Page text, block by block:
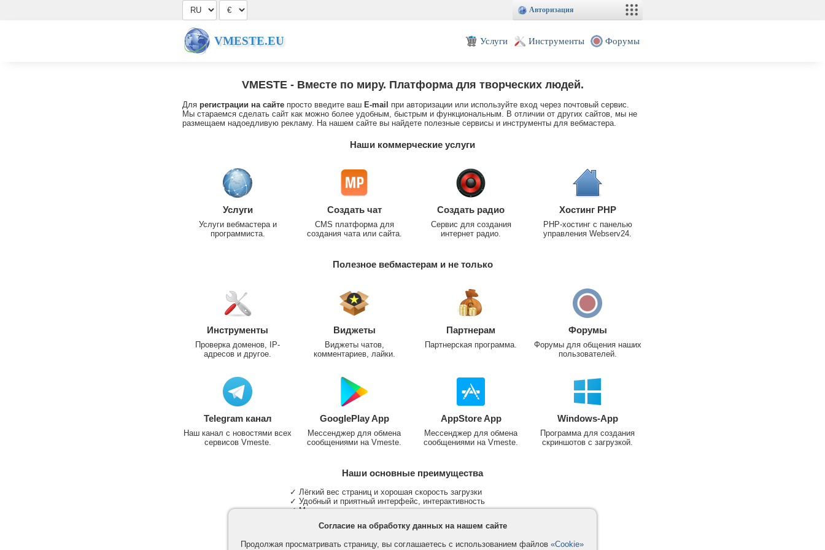
Авторизация
VMESTE.EU Услуги Инструменты Форумы
VMESTE- Вместе по миру. Платформа для творческих людей.
Для регистрации на сайте просто введите ваш E-mail
при авторизации или используйте вход через почтовый сервис.
Мы стараемся сделать сайт как можно более удобным, быстрым и функциональным. В отличии от других сайтов, мы не
размещаем надоедливую рекламу. На нашем сайте вы найдете полезные сервисы и инструменты для вебмастера.
Наши коммерческие услуги
Услуги
Услуги вебмастера и
программиста.
Создать чат
CMS платформа для
создания чата или сайта.
Создать радио
Сервис для создания
интернет радио.
Хостинг PHP
PHP-хостинг с панелью
управления Webserv24.
Полезное вебмастерам и не только
Инструменты
Проверка доменов, IP-
адресов и другое.
Виджеты
Виджеты чатов,
комментариев, лайки.
Партнерам
Партнерская программа.
Форумы
Форумы для общения наших
пользователей.
Telegram канал
Наш канал с новостями всех
сервисов Vmeste.
GooglePlay App
Мессенджер для обмена
сообщениями на Vmeste.
AppStore App
Мессенджер для обмена
сообщениями на Vmeste.
Windows-App
Программа для создания
скриншотов с загрузкой.
Наши основные преимущества
✓ Лёгкий вес страниц и хорошая скорость загрузки
✓ Удобный и приятный интерфейс, интерактивность
✓ Мы не размещаем надоедливую рекламу
✓ Участие в группах и сообществах
✓ Поддержка основных типов и больших файлов
Согласие на обработку данных на нашем сайте
Продолжая просматривать страницу, вы соглашаетесь с использованием файлов «Cookie»